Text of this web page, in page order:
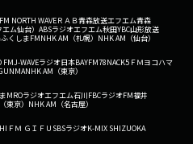
FM NORTH WAVEＲＡＢ青森放送エフエム青森
ム仙台） ABSラジオエフエム秋田YBC山形放送
ふくしまFMNHK AM（札幌） NHK AM（仙台）
FMJ-WAVEラジオ日本BAYFM78NACK5 ＦＭヨコハマ
NHK AM（東京）
MROラジオエフエム石川FBCラジオFM福井
東京） NHK AM（名古屋）
ＦＭ ＧＩＦＵ SBSラジオK-MIX SHIZUOKA